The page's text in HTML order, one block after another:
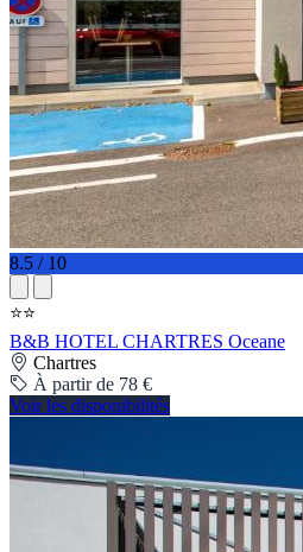
8.5 / 10
⭐⭐
B&B HOTEL CHARTRES Oceane
Chartres
À partir de 78 €
Voir les disponibilités